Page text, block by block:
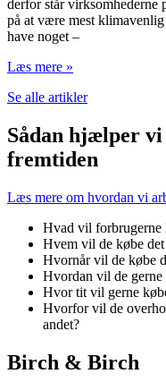
derfor står virksomhederne
på at være mest
have noget –
Læs mere »
Se alle artikler
Sådan hjælper vi
fremtiden
Læs mere om hvordan vi
Hvad vil forbrugerne
Hvem vil de købe det
Hvornår vil de købe
Hvordan vil de gerne
Hvor tit vil gerne
Hvorfor vil de
andet?
Birch & Birch